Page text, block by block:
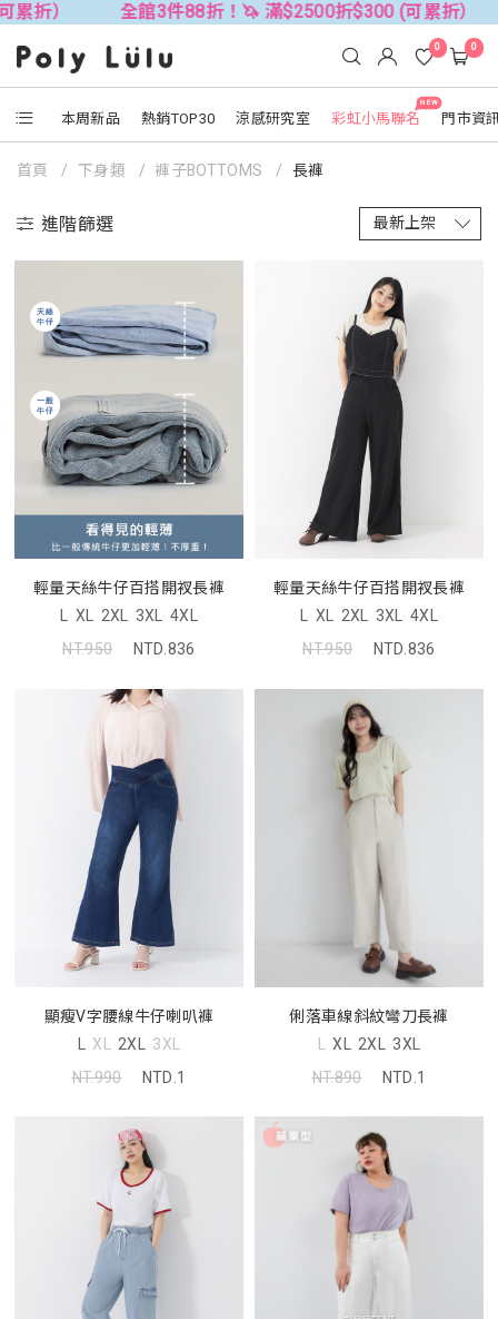
全館3件88折！🦄 滿$2500折$300 (可累折） 全館3件
本周新品 熱銷TOP30 涼感研究室
NEW
彩虹小馬聯名 門市資
0 0
首頁 下身類 褲子BOTTOMS 長褲
進階篩選
輕量天絲牛仔百搭開衩長褲
L XL 2XL 3XL 4XL
NT.950
NTD.836
輕量天絲牛仔百搭開衩長褲
L XL 2XL 3XL 4XL
NT.950
NTD.836
顯瘦V字腰線牛仔喇叭褲
L XL 2XL 3XL
NT.990
NTD.1
俐落車線斜紋彎刀長褲
L XL 2XL 3XL
NT.890
NTD.1